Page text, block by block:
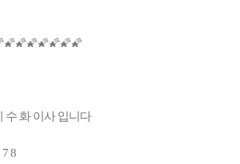
수 화 이사 입니다
7 8